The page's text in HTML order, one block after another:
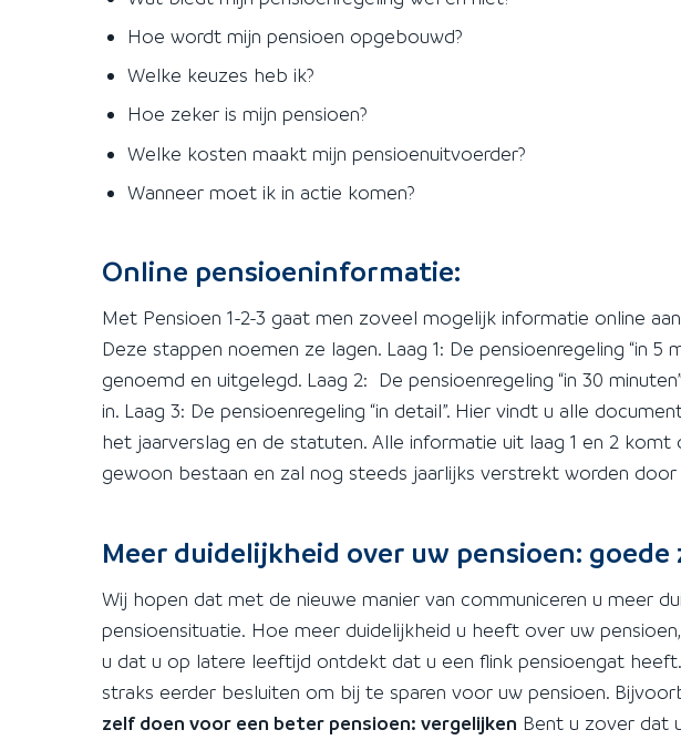
Hoe wordt mijn pensioen opgebouwd?
Welke keuzes heb ik?
Hoe zeker is mijn pensioen?
Welke kosten maakt mijn pensioenuitvoerder?
Wanneer moet ik in actie komen?
Online pensioeninformatie:
Met Pensioen 1-2-3 gaat men zoveel mogelijk informatie online
Deze stappen noemen ze lagen. Laag 1: De pensioenregeling “in 5
genoemd en uitgelegd. Laag 2: De pensioenregeling “in 30
in. Laag 3: De pensioenregeling “in detail”. Hier vindt u alle
het jaarverslag en de statuten. Alle informatie uit laag 1 en 2
gewoon bestaan en zal nog steeds jaarlijks verstrekt worden door
Meer duidelijkheid over uw pensioen: goede
Wij hopen dat met de nieuwe manier van communiceren u meer
pensioensituatie. Hoe meer duidelijkheid u heeft over uw
u dat u op latere leeftijd ontdekt dat u een flink pensioengat
straks eerder besluiten om bij te sparen voor uw pensioen.
zelf doen voor een beter pensioen: vergelijken Bent u zover dat